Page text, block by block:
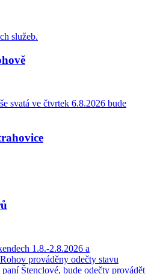
služeb.
svatá ve čtvrtek 6.8.2026 bude
1.8.-2.8.2026 a
prováděny odečty stavu
Štenclové, bude odečty provádět